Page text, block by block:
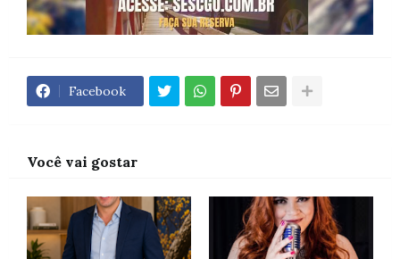
Facebook
Você vai gostar